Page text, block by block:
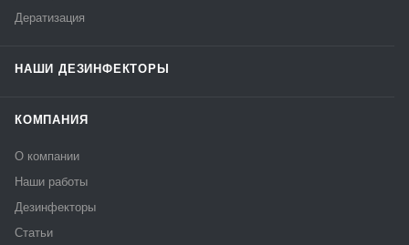
Дератизация
НАШИ ДЕЗИНФЕКТОРЫ
КОМПАНИЯ
О компании
Наши работы
Дезинфекторы
Статьи